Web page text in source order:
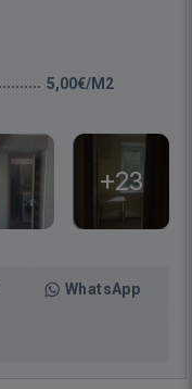
5,00€/M2
+23
WhatsApp